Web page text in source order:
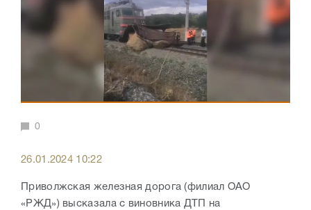
0
26.01.2024 10:22
Приволжская железная дорога (филиал ОАО
«РЖД») высказала с виновника ДТП на